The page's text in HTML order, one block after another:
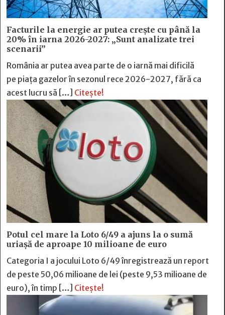
Facturile la energie ar putea crește cu până la
20% în iarna 2026-2027: „Sunt analizate trei
scenarii”
România ar putea avea parte de o iarnă mai dificilă
pe piața gazelor în sezonul rece 2026-2027, fără ca
acest lucru să […] Citește!
Potul cel mare la Loto 6/49 a ajuns la o sumă
uriașă de aproape 10 milioane de euro
Categoria I a jocului Loto 6/49 înregistrează un report
de peste 50,06 milioane de lei (peste 9,53 milioane de
euro), în timp […] Citește!